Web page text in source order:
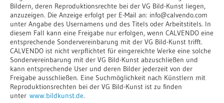
Bildern, deren Reproduktionsrechte bei der VG Bild-Kunst liegen,
anzuzeigen. Die Anzeige erfolgt per E-Mail an: info@calvendo.com
unter Angabe des Usernamens und des Titels oder Arbeitstitels. In
diesem Fall kann eine Freigabe nur erfolgen, wenn CALVENDO eine
entsprechende Sondervereinbarung mit der VG Bild-Kunst trifft.
CALVENDO ist nicht verpflichtet für eingereichte Werke eine solche
Sondervereinbarung mit der VG Bild-Kunst abzuschließen und
kann entsprechende User und deren Bilder jederzeit von der
Freigabe ausschließen. Eine Suchmöglichkeit nach Künstlern mit
Reproduktionsrechten bei der VG Bild-Kunst ist zu finden
unter www.bildkunst.de.